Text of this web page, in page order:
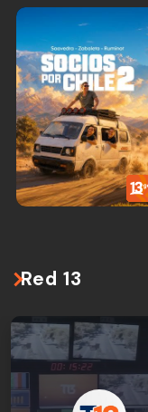
Red 13